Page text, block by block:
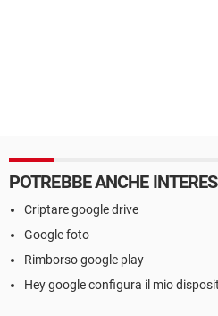
POTREBBE ANCHE
Criptare google drive
Google foto
Rimborso google play
Hey google configura il mio